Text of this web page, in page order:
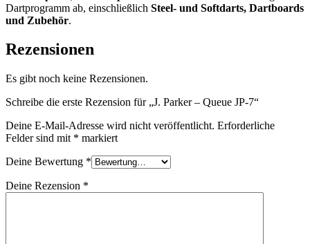
Dartprogramm ab, einschließlich Steel- und Softdarts, Dartboards
und Zubehör.
Rezensionen
Es gibt noch keine Rezensionen.
Schreibe die erste Rezension für „J. Parker – Queue JP-7“
Deine E-Mail-Adresse wird nicht veröffentlicht. Erforderliche
Felder sind mit * markiert
Deine Bewertung *
Deine Rezension *